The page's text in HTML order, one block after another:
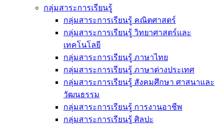
กลุ่มสาระการเรียนรู้
กลุ่มสาระการเรียนรู้ คณิตศาสตร์
กลุ่มสาระการเรียนรู้ วิทยาศาสตร์และ
เทคโนโลยี
กลุ่มสาระการเรียนรู้ ภาษาไทย
กลุ่มสาระการเรียนรู้ ภาษาต่างประเทศ
กลุ่มสาระการเรียนรู้ สังคมศึกษา ศาสนาและ
วัฒนธรรม
กลุ่มสาระการเรียนรู้ การงานอาชีพ
กลุ่มสาระการเรียนรู้ ศิลปะ